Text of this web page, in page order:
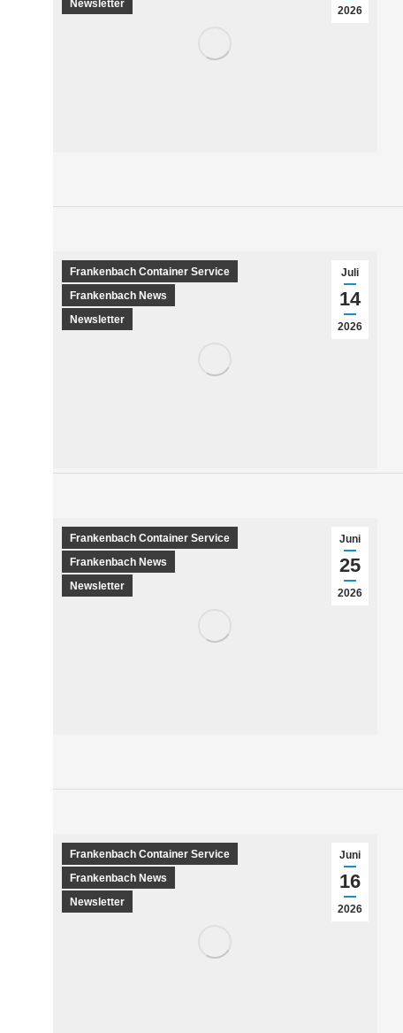
2026
Newsletter
Juli
14
2026
Frankenbach Container Service
Frankenbach News
Newsletter
Juni
25
2026
Frankenbach Container Service
Frankenbach News
Newsletter
Juni
16
2026
Frankenbach Container Service
Frankenbach News
Newsletter